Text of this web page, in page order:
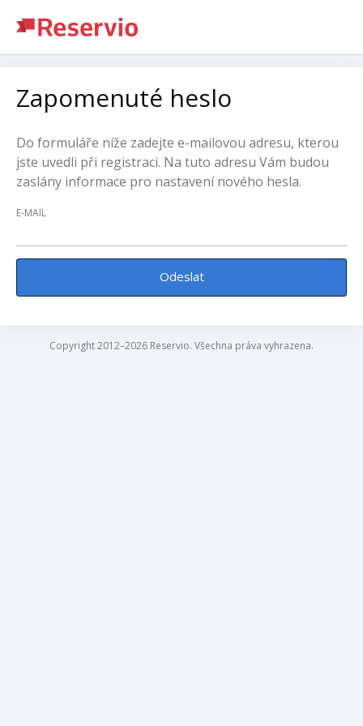
Zapomenuté heslo
Do formuláře níže zadejte e-mailovou adresu, kterou
jste uvedli při registraci. Na tuto adresu Vám budou
zaslány informace pro nastavení nového hesla.
E-MAIL
Odeslat
Copyright 2012–2026 Reservio. Všechna práva vyhrazena.